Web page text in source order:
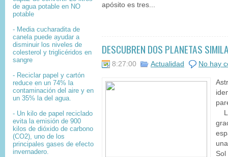
de agua potable en NO
potable
- Media cucharadita de
canela puede ayudar a
disminuir los niveles de
colesterol y triglicéridos en
sangre
- Reciclar papel y cartón
reduce en un 74% la
contaminación del aire y en
un 35% la del agua.
- Un kilo de papel reciclado
evita la emisión de 900
kilos de dióxido de carbono
(CO2), uno de los
principales gases de efecto
invernadero.
apósito es tres...
DESCUBREN DOS PLANETAS
8:27:00 Actualidad No hay